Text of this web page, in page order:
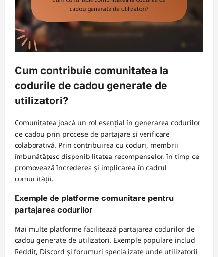
Cum contribuie comunitatea la
codurile de cadou generate de
utilizatori?
Comunitatea joacă un rol esențial în generarea codurilor
de cadou prin procese de partajare și verificare
colaborativă. Prin contribuirea cu coduri, membrii
îmbunătățesc disponibilitatea recompenselor, în timp ce
promovează încrederea și implicarea în cadrul
comunității.
Exemple de platforme comunitare pentru
partajarea codurilor
Mai multe platforme facilitează partajarea codurilor de
cadou generate de utilizatori. Exemple populare includ
Reddit, Discord și forumuri specializate unde utilizatorii